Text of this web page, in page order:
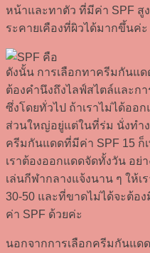
หน้าและทาตัว ที่มีค่า SPF สู
ระคายเคืองที่ผิวได้มากขึ้นค่ะ
ดังนั้น การเลือกทาครีมกันแด
ต้องคำนึงถึงไลฟ์สไตล์และก
ซึ่งโดยทั่วไป ถ้าเราไม่ได้ออ
ส่วนใหญ่อยู่แต่ในที่ร่ม นั่งทำ
ครีมกันแดดที่มีค่า SPF 15 ก็
เราต้องออกแดดจัดทั้งวัน อย่
เล่นกีฬากลางแจ้งนาน ๆ ให้
30-50 และที่ขาดไม่ได้จะต้อ
ค่า SPF ด้วยค่ะ
นอกจากการเลือกครีมกันแด